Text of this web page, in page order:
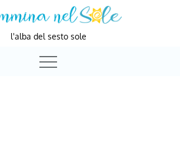
l'alba del sesto sole